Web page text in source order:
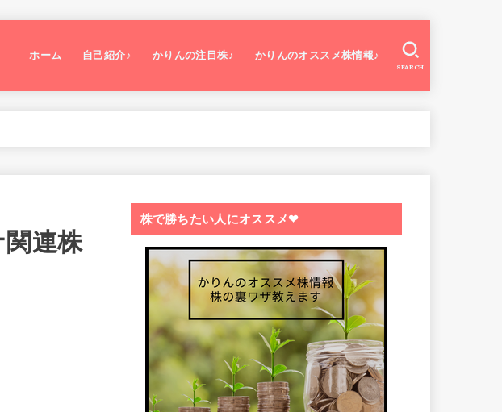
ホーム 自己紹介♪ かりんの注目株♪ かりんのオススメ株情報♪
SEARCH
関連株
株で勝ちたい人にオススメ❤